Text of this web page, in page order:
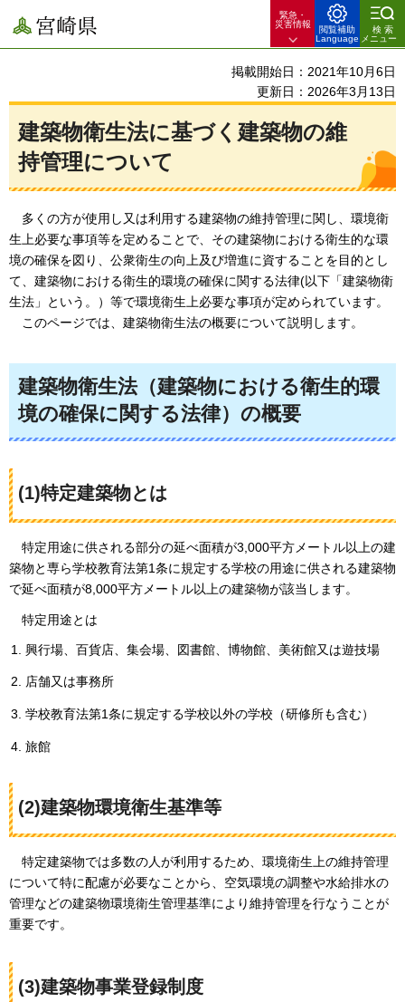
宮崎県
緊急・
災害情報
閲覧補助
Language
検索
メニュー
掲載開始日：2021年10月6日
更新日：2026年3月13日
建築物衛生法に基づく建築物の維
持管理について
多くの方が使用し又は利用する建築物の維持管理に関し、 環境衛
生上必要な事項等を定めることで、その建築物における衛生的な環
境の確保を図り、公衆衛生の向上及び増進に資することを目的とし
て、建築物における衛生的環境の確保に関する法律(以下「建築物衛
生法」という。）等で環境衛生上必要な事項が定められています。
このページでは、 建築物衛生法の概要について説明します。
建築物衛生法（建築物における衛生的環
境の確保に関する法律）の概要
(1)特定建築物とは
特定用途に供される部分の延べ面積が3,000平方メートル以上の建
築物と専ら学校教育法第1条に規定する学校の用途に供される建築物
で延べ面積が8,000平方メートル以上の建築物が該当します。
特定用途とは
興行場、百貨店、集会場、図書館、博物館、美術館又は遊技場
店舗又は事務所
学校教育法第1条に規定する学校以外の学校（研修所も含む）
旅館
(2)建築物環境衛生基準等
特定建築物では多数の人が利用するため、環境衛生上の維持管理
について特に配慮が必要なことから、空気環境の調整や水給排水の
管理などの建築物環境衛生管理基準により維持管理を行なうことが
重要です。
(3)建築物事業登録制度